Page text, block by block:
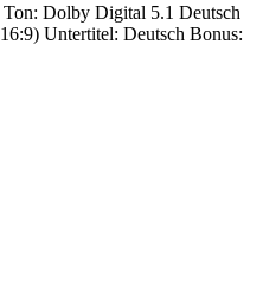
Dolby Digital 5.1 Deutsch
Untertitel: Deutsch Bonus: